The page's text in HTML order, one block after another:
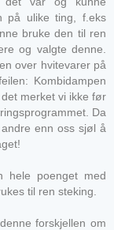
på ulike ting, f.eks
bruke den til ren
og valgte denne.
over hvitevarer på
Kombidampen
merket vi ikke før
Da
enn oss sjøl å
hele poenget med
til ren steking.
forskjellen om